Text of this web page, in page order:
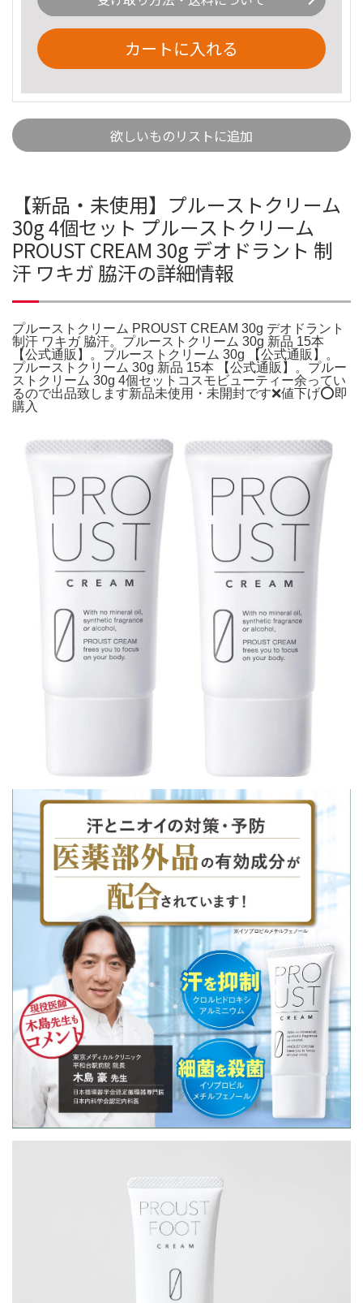
カートに入れる
欲しいものリストに追加
【新品・未使用】プルーストクリーム
30g 4個セット プルーストクリーム
PROUST CREAM 30g デオドラント 制
汗 ワキガ 脇汗の詳細情報
プルーストクリーム PROUST CREAM 30g デオドラント
制汗 ワキガ 脇汗。プルーストクリーム 30g 新品 15本
【公式通販】。プルーストクリーム 30g 【公式通販】。
プルーストクリーム 30g 新品 15本 【公式通販】。プルー
ストクリーム 30g 4個セットコスモビューティー余ってい
るので出品致します新品未使用・未開封です❌値下げ⭕即
購入